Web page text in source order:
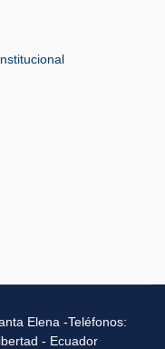
Elena -Teléfonos:
- Ecuador